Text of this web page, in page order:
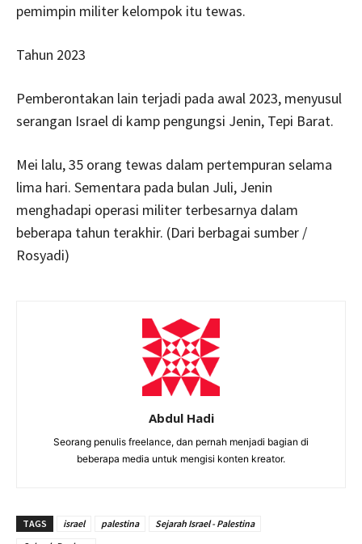
pemimpin militer kelompok itu tewas.
Tahun 2023
Pemberontakan lain terjadi pada awal 2023, menyusul
serangan Israel di kamp pengungsi Jenin, Tepi Barat.
Mei lalu, 35 orang tewas dalam pertempuran selama
lima hari. Sementara pada bulan Juli, Jenin
menghadapi operasi militer terbesarnya dalam
beberapa tahun terakhir. (Dari berbagai sumber /
Rosyadi)
Abdul Hadi
Seorang penulis freelance, dan pernah menjadi bagian di
beberapa media untuk mengisi konten kreator.
TAGS israel palestina
Sejarah Israel - Palestina